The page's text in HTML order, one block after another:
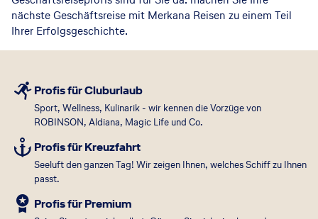
nächste Geschäftsreise mit Merkana Reisen zu einem Teil
Ihrer Erfolgsgeschichte.
Profis für Cluburlaub
Sport, Wellness, Kulinarik - wir kennen die Vorzüge von
ROBINSON, Aldiana, Magic Life und Co.
Profis für Kreuzfahrt
Seeluft den ganzen Tag! Wir zeigen Ihnen, welches Schiff zu Ihnen
passt.
Profis für Premium